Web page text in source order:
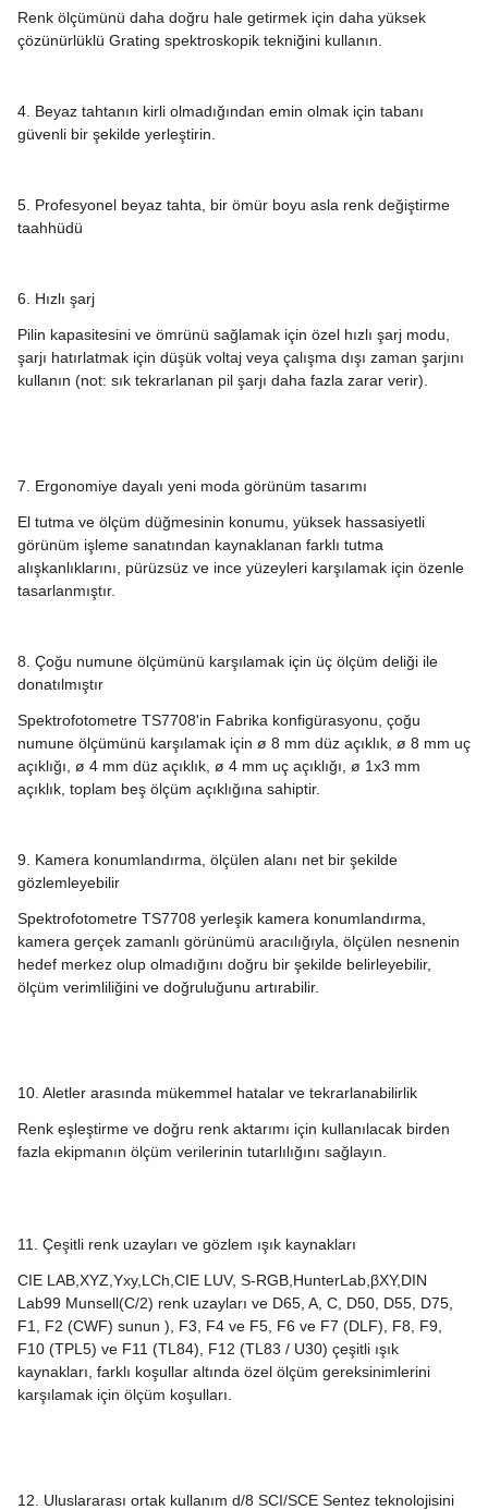
Renk ölçümünü daha doğru hale getirmek için daha yüksek
çözünürlüklü Grating spektroskopik tekniğini kullanın.
4. Beyaz tahtanın kirli olmadığından emin olmak için tabanı
güvenli bir şekilde yerleştirin.
5. Profesyonel beyaz tahta, bir ömür boyu asla renk değiştirme
taahhüdü
6. Hızlı şarj
Pilin kapasitesini ve ömrünü sağlamak için özel hızlı şarj modu,
şarjı hatırlatmak için düşük voltaj veya çalışma dışı zaman şarjını
kullanın (not: sık tekrarlanan pil şarjı daha fazla zarar verir).
7. Ergonomiye dayalı yeni moda görünüm tasarımı
El tutma ve ölçüm düğmesinin konumu, yüksek hassasiyetli
görünüm işleme sanatından kaynaklanan farklı tutma
alışkanlıklarını, pürüzsüz ve ince yüzeyleri karşılamak için özenle
tasarlanmıştır.
8. Çoğu numune ölçümünü karşılamak için üç ölçüm deliği ile
donatılmıştır
Spektrofotometre TS7708'in Fabrika konfigürasyonu, çoğu
numune ölçümünü karşılamak için ø 8 mm düz açıklık, ø 8 mm uç
açıklığı, ø 4 mm düz açıklık, ø 4 mm uç açıklığı, ø 1x3 mm
açıklık, toplam beş ölçüm açıklığına sahiptir.
9. Kamera konumlandırma, ölçülen alanı net bir şekilde
gözlemleyebilir
Spektrofotometre TS7708 yerleşik kamera konumlandırma,
kamera gerçek zamanlı görünümü aracılığıyla, ölçülen nesnenin
hedef merkez olup olmadığını doğru bir şekilde belirleyebilir,
ölçüm verimliliğini ve doğruluğunu artırabilir.
10. Aletler arasında mükemmel hatalar ve tekrarlanabilirlik
Renk eşleştirme ve doğru renk aktarımı için kullanılacak birden
fazla ekipmanın ölçüm verilerinin tutarlılığını sağlayın.
11. Çeşitli renk uzayları ve gözlem ışık kaynakları
CIE LAB,XYZ,Yxy,LCh,CIE LUV, S-RGB,HunterLab,βXY,DIN
Lab99 Munsell(C/2) renk uzayları ve D65, A, C, D50, D55, D75,
F1, F2 (CWF) sunun ), F3, F4 ve F5, F6 ve F7 (DLF), F8, F9,
F10 (TPL5) ve F11 (TL84), F12 (TL83 / U30) çeşitli ışık
kaynakları, farklı koşullar altında özel ölçüm gereksinimlerini
karşılamak için ölçüm koşulları.
12. Uluslararası ortak kullanım d/8 SCI/SCE Sentez teknolojisini